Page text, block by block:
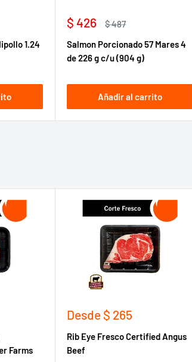
1.24
Precio
venta
$ 426
Precio
$ 487
Salmon Porcionado 57 Mares 4
de 226 g c/u (904 g)
Añadir al carrito
Farms
Precio
venta
Desde $ 265
Rib Eye Fresco Certified Angus
Beef